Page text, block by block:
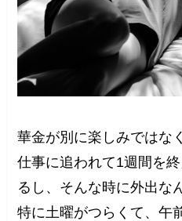
華金が別に楽しみではな
仕事に追われて1週間を
るし、そんな時に外出な
特に土曜がつらくて、午